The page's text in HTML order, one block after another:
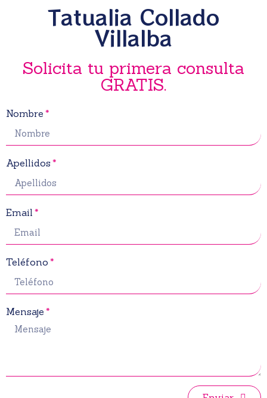
Tatualia Collado
Villalba
Solicita tu primera consulta
GRATIS.
Nombre
Apellidos
Email
Teléfono
Mensaje